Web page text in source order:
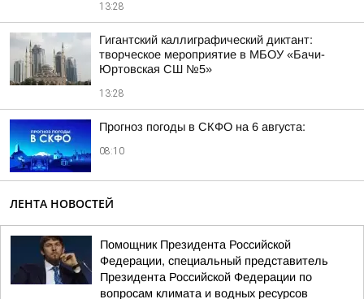
13:28
Гигантский каллиграфический диктант:
творческое мероприятие в МБОУ «Бачи-
Юртовская СШ №5»
13:28
Прогноз погоды в СКФО на 6 августа:
08:10
ЛЕНТА НОВОСТЕЙ
Помощник Президента Российской
Федерации, специальный представитель
Президента Российской Федерации по
вопросам климата и водных ресурсов